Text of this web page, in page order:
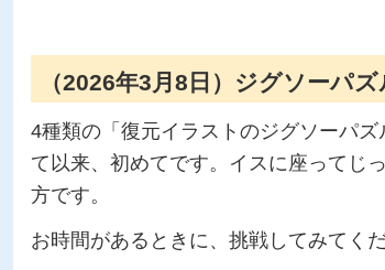
（2026年3月8日）ジグソーパ
4種類の「復元イラストのジグソーパ
て以来、初めてです。イスに座ってじ
方です。
お時間があるときに、挑戦してみてくだ